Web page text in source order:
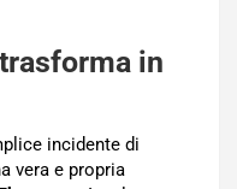
in
incidente di
vera e propria